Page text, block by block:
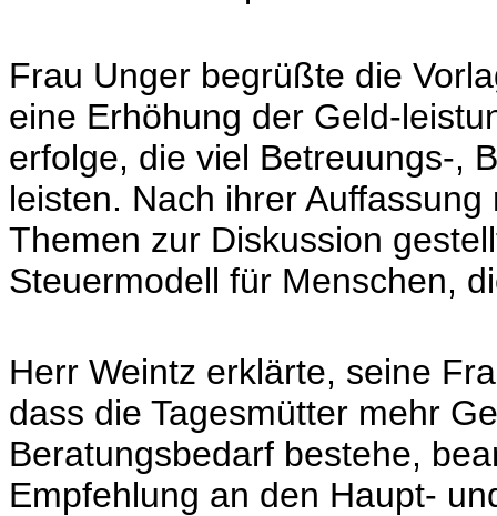
Frau Unger begrüßte die
eine Erhöhung der Geld-
erfolge, die viel Betreuungs-,
leisten. Nach ihrer
Themen zur Diskussion
Steuermodell für Menschen,
Herr Weintz erklärte, seine
dass die Tagesmütter mehr
Beratungsbedarf bestehe,
Empfehlung an den Haupt-